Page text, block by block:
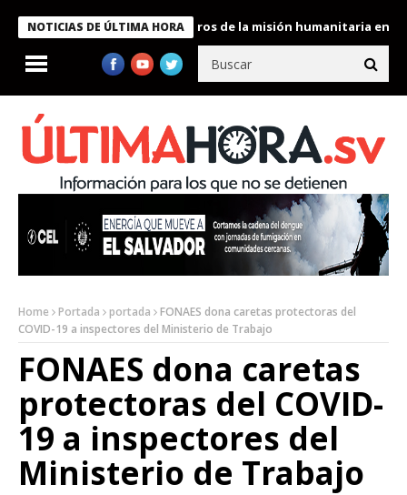
NOTICIAS DE ÚLTIMA HORA
Bukele condecora a miembros de la misión humanitaria enviada
Home Portada portada
FONAES dona caretas protectoras del
COVID-19 a inspectores del Ministerio de Trabajo
FONAES dona caretas
protectoras del COVID-
19 a inspectores del
Ministerio de Trabajo